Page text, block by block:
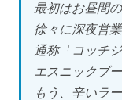
最初はお昼間
徐々に深夜営
通称「コッチジ
エスニックブ
もう、辛いラ